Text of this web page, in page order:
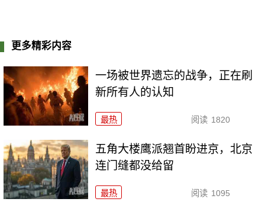
更多精彩内容
一场被世界遗忘的战争，正在刷
新所有人的认知
最热 阅读 1820
五角大楼鹰派翘首盼进京，北京
连门缝都没给留
最热 阅读 1095